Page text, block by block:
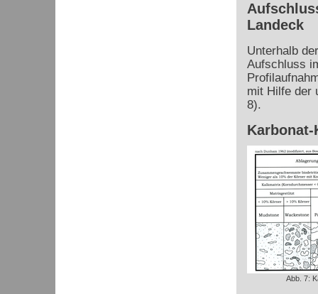
Landeck
Unterhalb
Aufschluss
mit Hilfe der
8).
Abb. 7: